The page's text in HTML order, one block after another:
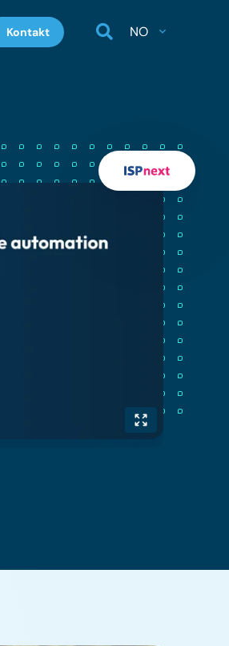
Kontakt NO